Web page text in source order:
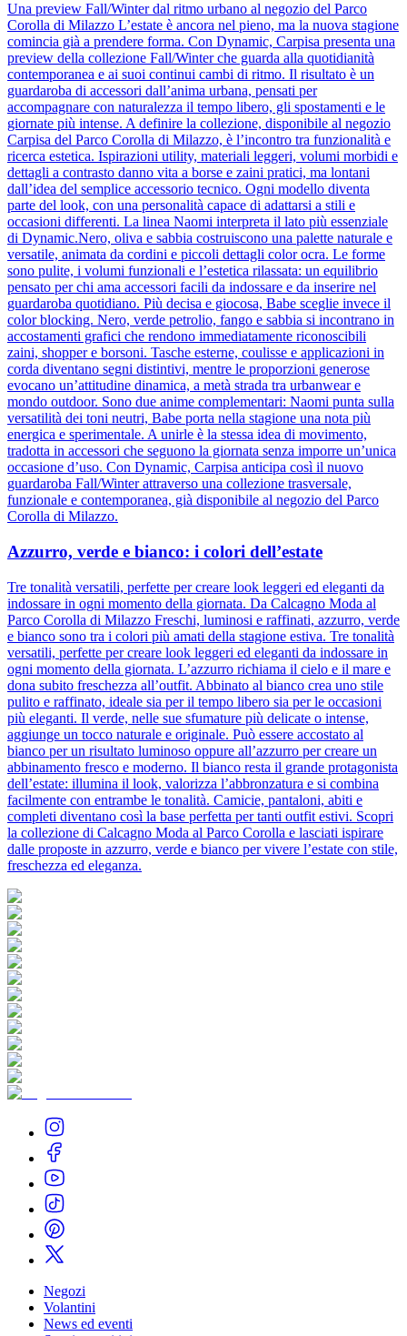
Una preview Fall/Winter dal ritmo urbano al negozio del Parco
Corolla di Milazzo L’estate è ancora nel pieno, ma la nuova stagione
comincia già a prendere forma. Con Dynamic, Carpisa presenta una
preview della collezione Fall/Winter che guarda alla quotidianità
contemporanea e ai suoi continui cambi di ritmo. Il risultato è un
guardaroba di accessori dall’anima urbana, pensati per
accompagnare con naturalezza il tempo libero, gli spostamenti e le
giornate più intense. A definire la collezione, disponibile al negozio
Carpisa del Parco Corolla di Milazzo, è l’incontro tra funzionalità e
ricerca estetica. Ispirazioni utility, materiali leggeri, volumi morbidi e
dettagli a contrasto danno vita a borse e zaini pratici, ma lontani
dall’idea del semplice accessorio tecnico. Ogni modello diventa
parte del look, con una personalità capace di adattarsi a stili e
occasioni differenti. La linea Naomi interpreta il lato più essenziale
di Dynamic.Nero, oliva e sabbia costruiscono una palette naturale e
versatile, animata da cordini e piccoli dettagli color ocra. Le forme
sono pulite, i volumi funzionali e l’estetica rilassata: un equilibrio
pensato per chi ama accessori facili da indossare e da inserire nel
guardaroba quotidiano. Più decisa e giocosa, Babe sceglie invece il
color blocking. Nero, verde petrolio, fango e sabbia si incontrano in
accostamenti grafici che rendono immediatamente riconoscibili
zaini, shopper e borsoni. Tasche esterne, coulisse e applicazioni in
corda diventano segni distintivi, mentre le proporzioni generose
evocano un’attitudine dinamica, a metà strada tra urbanwear e
mondo outdoor. Sono due anime complementari: Naomi punta sulla
versatilità dei toni neutri, Babe porta nella stagione una nota più
energica e sperimentale. A unirle è la stessa idea di movimento,
tradotta in accessori che seguono la giornata senza imporre un’unica
occasione d’uso. Con Dynamic, Carpisa anticipa così il nuovo
guardaroba Fall/Winter attraverso una collezione trasversale,
funzionale e contemporanea, già disponibile al negozio del Parco
Corolla di Milazzo.
Azzurro, verde e bianco: i colori dell’estate
Tre tonalità versatili, perfette per creare look leggeri ed eleganti da
indossare in ogni momento della giornata. Da Calcagno Moda al
Parco Corolla di Milazzo Freschi, luminosi e raffinati, azzurro, verde
e bianco sono tra i colori più amati della stagione estiva. Tre tonalità
versatili, perfette per creare look leggeri ed eleganti da indossare in
ogni momento della giornata. L’azzurro richiama il cielo e il mare e
dona subito freschezza all’outfit. Abbinato al bianco crea uno stile
pulito e raffinato, ideale sia per il tempo libero sia per le occasioni
più eleganti. Il verde, nelle sue sfumature più delicate o intense,
aggiunge un tocco naturale e originale. Può essere accostato al
bianco per un risultato luminoso oppure all’azzurro per creare un
abbinamento fresco e moderno. Il bianco resta il grande protagonista
dell’estate: illumina il look, valorizza l’abbronzatura e si combina
facilmente con entrambe le tonalità. Camicie, pantaloni, abiti e
completi diventano così la base perfetta per tanti outfit estivi. Scopri
la collezione di Calcagno Moda al Parco Corolla e lasciati ispirare
dalle proposte in azzurro, verde e bianco per vivere l’estate con stile,
freschezza ed eleganza.
Negozi
Volantini
News ed eventi